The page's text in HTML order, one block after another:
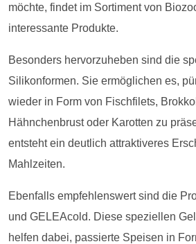
möchte, findet im Sortiment von
interessante Produkte.
Besonders hervorzuheben sind die
Silikonformen. Sie ermöglichen es,
wieder in Form von Fischfilets,
Hähnchenbrust oder Karotten zu
entsteht ein deutlich attraktiveres
Mahlzeiten.
Ebenfalls empfehlenswert sind die
und GELEAcold. Diese speziellen
helfen dabei, passierte Speisen in